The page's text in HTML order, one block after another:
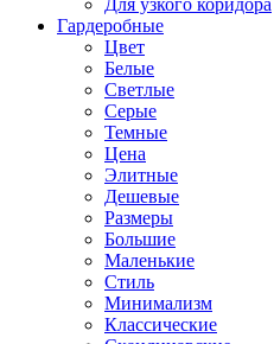
Для узкого коридора
Гардеробные
Цвет
Белые
Светлые
Серые
Темные
Цена
Элитные
Дешевые
Размеры
Большие
Маленькие
Стиль
Минимализм
Классические